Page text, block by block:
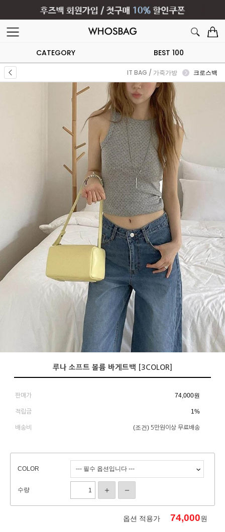
CATEGORY BEST 100
IT BAG / 가죽가방 크로스백
루나 소프트 볼륨 바게트백 [3COLOR]
판매가 74,000원
적립금 1%
배송비 (조건) 5만원이상 무료배송
COLOR
수량
옵션 적용가 74,000원